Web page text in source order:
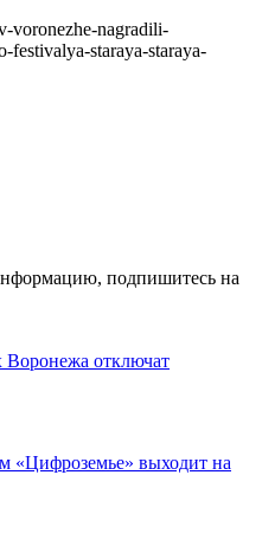
voronezhe-nagradili-
festivalya-staraya-staraya-
подпишитесь на
Воронежа отключат
«Цифроземье» выходит на